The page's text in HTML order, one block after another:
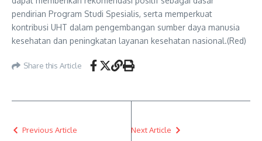
pendirian Program Studi Spesialis, serta memperkuat
kontribusi UHT dalam pengembangan sumber daya manusia
kesehatan dan peningkatan layanan kesehatan nasional.(Red)
Share this Article
Previous Article Next Article